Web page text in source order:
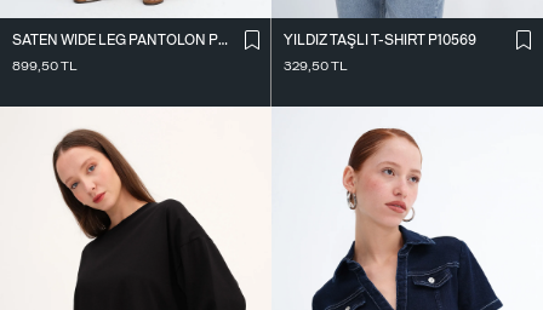
SATEN WIDE LEG PANTOLON PN17298
899,50TL
YILDIZ TAŞLI T-SHIRT P10569
329,50TL